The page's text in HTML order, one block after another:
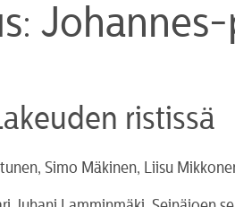
Johannes-
ristissä
Simo Mäkinen, Liisu